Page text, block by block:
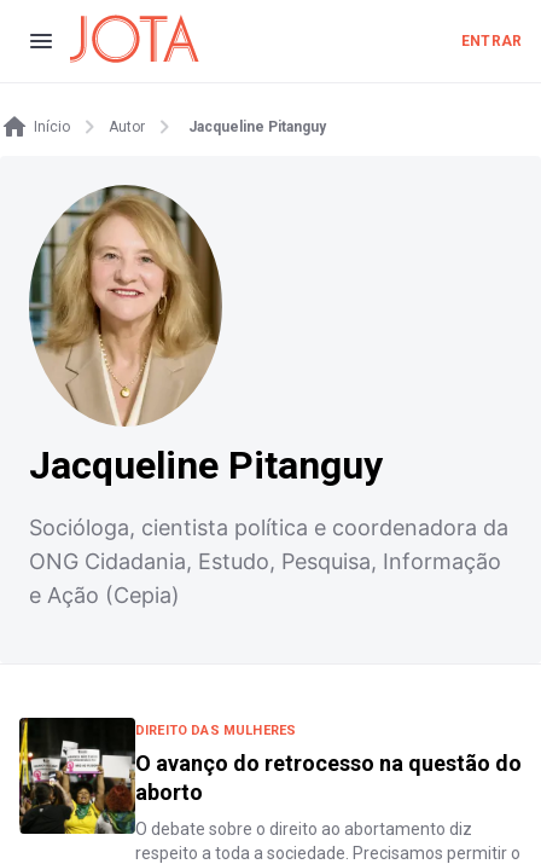
ENTRAR
Início Autor Jacqueline Pitanguy
Jacqueline Pitanguy
Socióloga, cientista política e coordenadora da
ONG Cidadania, Estudo, Pesquisa, Informação
e Ação (Cepia)
DIREITO DAS MULHERES
O avanço do retrocesso na questão do
aborto
O debate sobre o direito ao abortamento diz
respeito a toda a sociedade. Precisamos permitir o